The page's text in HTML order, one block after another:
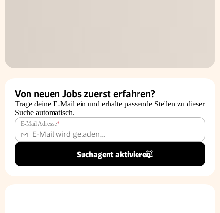
Von neuen Jobs zuerst erfahren?
Trage deine E-Mail ein und erhalte passende Stellen zu dieser
Suche automatisch.
E-Mail Adresse*
Suchagent aktivieren